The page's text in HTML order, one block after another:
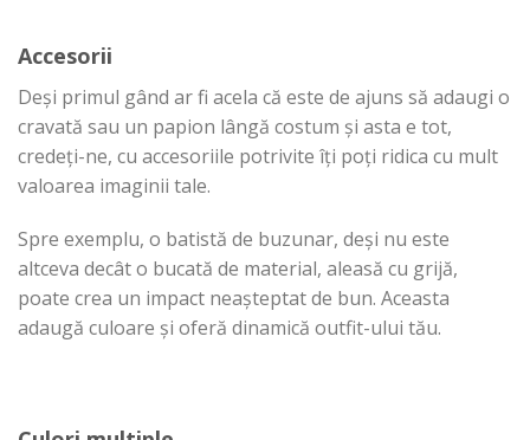
Accesorii
Deși primul gând ar fi acela că este de ajuns să adaugi o
cravată sau un papion lângă costum și asta e tot,
credeți-ne, cu accesoriile potrivite îți poți ridica cu mult
valoarea imaginii tale.
Spre exemplu, o batistă de buzunar, deși nu este
altceva decât o bucată de material, aleasă cu grijă,
poate crea un impact neașteptat de bun. Aceasta
adaugă culoare și oferă dinamică outfit-ului tău.